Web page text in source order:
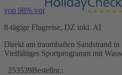
von 98% vor
8-tägige Flugreise, DZ inkl. AI
Direkt am traumhaften Sandstrand
Vielfältiges Sportprogramm mit
253539Bestellnr.: